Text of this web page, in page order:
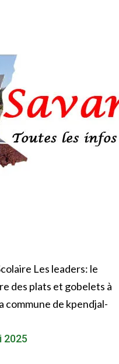
Les leaders: le
des plats et gobelets à
commune de kpendjal-
2025